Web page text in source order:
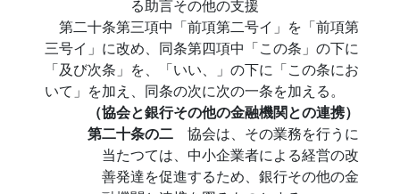
る助言その他の支援
第二十条第三項中「前項第二号イ」を「前項第
三号イ」に改め、同条第四項中「この条」の下に
「及び次条」を、「いい、」の下に「この条にお
いて」を加え、同条の次に次の一条を加える。
（協会と銀行その他の金融機関との連携）
第二十条の二 協会は、その業務を行うに
当たつては、中小企業者による経営の改
善発達を促進するため、銀行その他の金